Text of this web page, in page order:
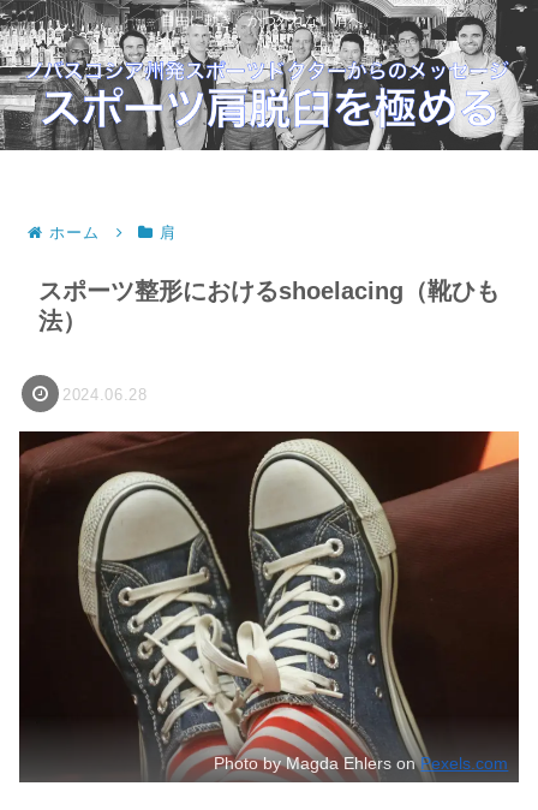
自由に動き、かつ外れない肩へ。
ホーム 肩
スポーツ整形におけるshoelacing（靴ひも
法）
2024.06.28
Photo by Magda Ehlers onPexels.com